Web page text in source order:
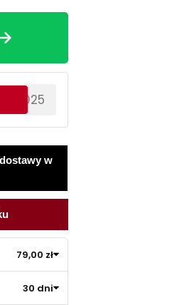
w
79,00 zł
30 dni